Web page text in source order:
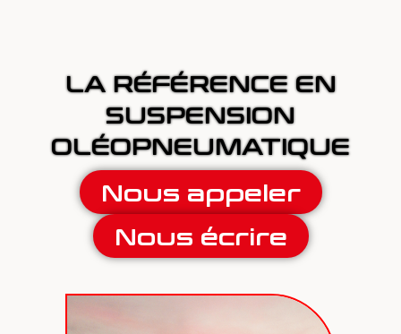
LA RÉFÉRENCE EN
SUSPENSION
OLÉOPNEUMATIQUE
Nous appeler
Nous écrire